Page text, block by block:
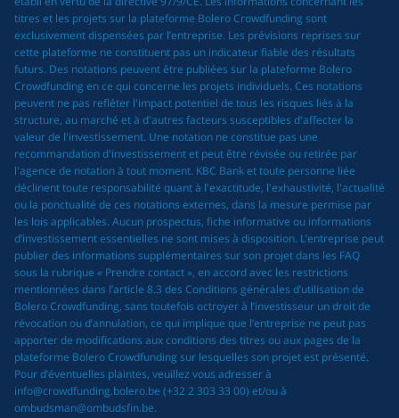
titres et les projets sur la plateforme Bolero Crowdfunding sont
exclusivement dispensées par l’entreprise. Les prévisions reprises sur
cette plateforme ne constituent pas un indicateur fiable des résultats
futurs. Des notations peuvent être publiées sur la plateforme Bolero
Crowdfunding en ce qui concerne les projets individuels. Ces notations
peuvent ne pas refléter l'impact potentiel de tous les risques liés à la
structure, au marché et à d'autres facteurs susceptibles d'affecter la
valeur de l'investissement. Une notation ne constitue pas une
recommandation d'investissement et peut être révisée ou retirée par
l'agence de notation à tout moment. KBC Bank et toute personne liée
déclinent toute responsabilité quant à l'exactitude, l'exhaustivité, l'actualité
ou la ponctualité de ces notations externes, dans la mesure permise par
les lois applicables. Aucun prospectus, fiche informative ou informations
d’investissement essentielles ne sont mises à disposition. L’entreprise peut
publier des informations supplémentaires sur son projet dans les FAQ
sous la rubrique « Prendre contact », en accord avec les restrictions
mentionnées dans l’article 8.3 des Conditions générales d’utilisation de
Bolero Crowdfunding, sans toutefois octroyer à l’investisseur un droit de
révocation ou d’annulation, ce qui implique que l’entreprise ne peut pas
apporter de modifications aux conditions des titres ou aux pages de la
plateforme Bolero Crowdfunding sur lesquelles son projet est présenté.
Pour d’éventuelles plaintes, veuillez vous adresser à
info@crowdfunding.bolero.be (+32 2 303 33 00) et/ou à
ombudsman@ombudsfin.be.